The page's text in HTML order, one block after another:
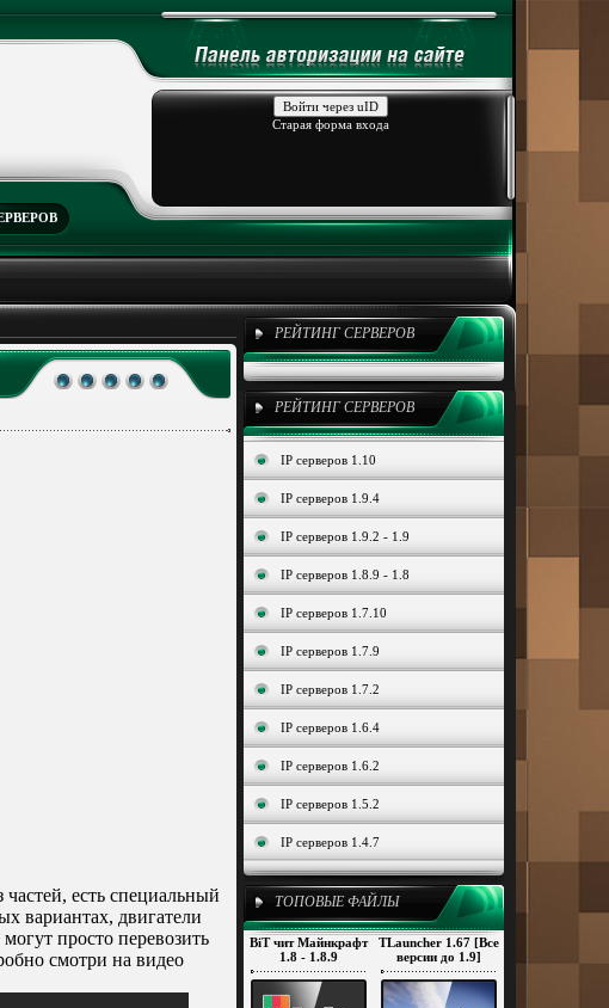
Войти через uID
Старая форма входа
РЕЙТИНГ СЕРВЕРОВ
РЕЙТИНГ СЕРВЕРОВ
IP серверов 1.10
IP серверов 1.9.4
IP серверов 1.9.2 - 1.9
IP серверов 1.8.9 - 1.8
IP серверов 1.7.10
IP серверов 1.7.9
IP серверов 1.7.2
IP серверов 1.6.4
IP серверов 1.6.2
IP серверов 1.5.2
IP серверов 1.4.7
ТОПОВЫЕ ФАЙЛЫ
BiT чит Майнкрафт
1.8 - 1.8.9
TLauncher 1.67 [Все
версии до 1.9]
есть специальный
вариантах, двигатели
просто перевозить
смотри на видео